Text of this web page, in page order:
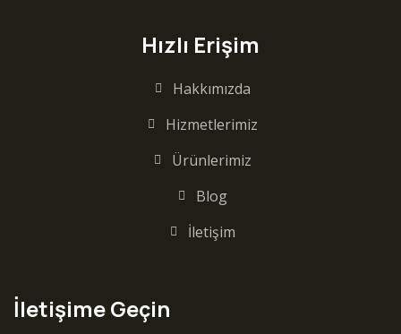
Hızlı Erişim
Hakkımızda
Hizmetlerimiz
Ürünlerimiz
Blog
İletişim
İletişime Geçin